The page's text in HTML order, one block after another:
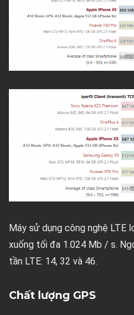
Máy sử dụng công nghệ LTE
xuống tối đa 1.024 Mb / s.
tần LTE: 14, 32 và 46.
Chất lượng GPS